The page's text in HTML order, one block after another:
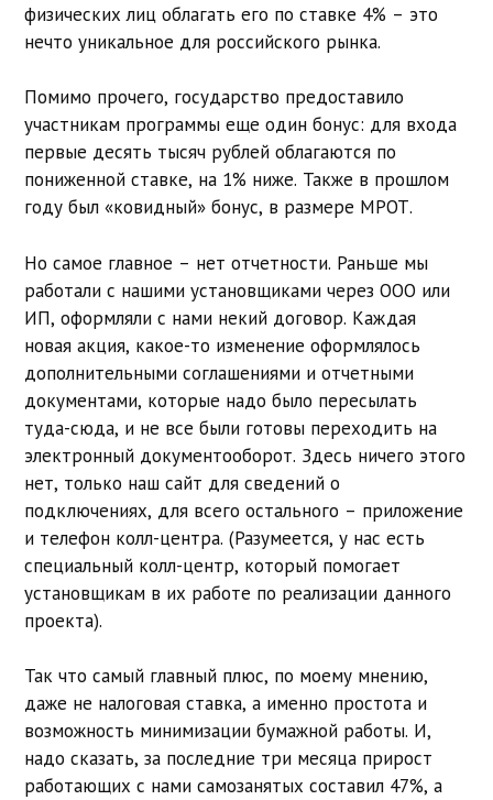
физических лиц облагать его по ставке 4% – это
нечто уникальное для российского рынка.
Помимо прочего, государство предоставило
участникам программы еще один бонус: для входа
первые десять тысяч рублей облагаются по
пониженной ставке, на 1% ниже. Также в прошлом
году был «ковидный» бонус, в размере МРОТ.
Но самое главное – нет отчетности. Раньше мы
работали с нашими установщиками через ООО или
ИП, оформляли с нами некий договор. Каждая
новая акция, какое-то изменение оформлялось
дополнительными соглашениями и отчетными
документами, которые надо было пересылать
туда-сюда, и не все были готовы переходить на
электронный документооборот. Здесь ничего этого
нет, только наш сайт для сведений о
подключениях, для всего остального – приложение
и телефон колл-центра. (Разумеется, у нас есть
специальный колл-центр, который помогает
установщикам в их работе по реализации данного
проекта).
Так что самый главный плюс, по моему мнению,
даже не налоговая ставка, а именно простота и
возможность минимизации бумажной работы. И,
надо сказать, за последние три месяца прирост
работающих с нами самозанятых составил 47%, а